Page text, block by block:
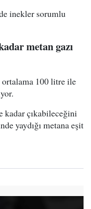
inekler sorumlu
metan gazı
ortalama 100 litre ile
kadar çıkabileceğini
yaydığı metana eşit